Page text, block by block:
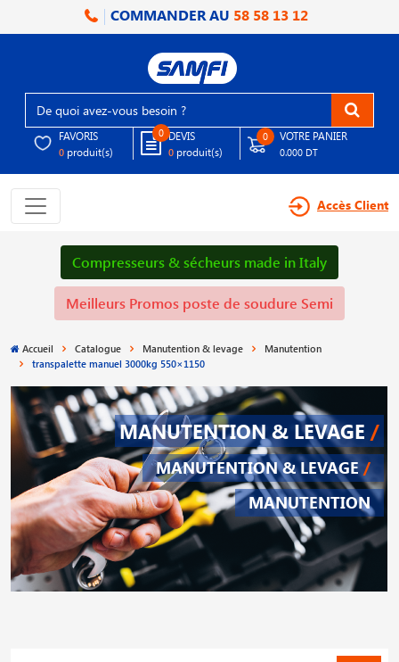
COMMANDER AU 58 58 13 12
FAVORIS
0 produit(s)
0 DEVIS
0 produit(s)
0 VOTRE PANIER
0.000 DT
Accès Client
Compresseurs & sécheurs made in Italy
Meilleurs Promos poste de soudure Semi
Accueil Catalogue Manutention & levage
Manutention
transpalette manuel 3000kg 550×1150
MANUTENTION & LEVAGE /
MANUTENTION & LEVAGE /
MANUTENTION